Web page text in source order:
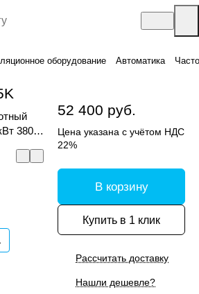
оборудование Автоматика
380-
52 400 руб.
Цена указана с учётом НДС
22%
В корзину
Купить в 1 клик
Рассчитать доставку
Нашли дешевле?